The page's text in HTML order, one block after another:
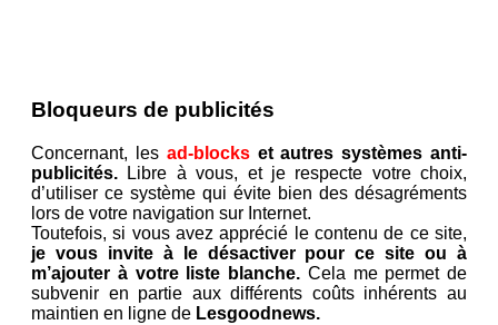
Bloqueurs de publicités
Concernant, les ad-blockset autres systèmes anti-
publicités. Libre à vous, et je respecte votre choix,
d’utiliser ce système qui évite bien des désagréments
lors de votre navigation sur Internet.
Toutefois, si vous avez apprécié le contenu de ce site,
je vous invite à le désactiver pour ce site ou à
m’ajouter à votre liste blanche. Cela me permet de
subvenir en partie aux différents coûts inhérents au
maintien en ligne de Lesgoodnews.